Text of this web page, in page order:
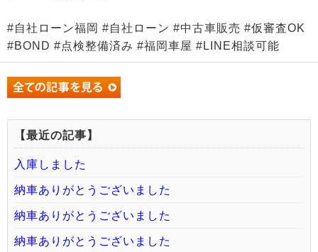
#自社ローン福岡 #自社ローン #中古車販売 #仮審査OK
#BOND #点検整備済み #福岡車屋 #LINE相談可能
【最近の記事】
入庫しました
納車ありがとうございました
納車ありがとうございました
納車ありがとうございました